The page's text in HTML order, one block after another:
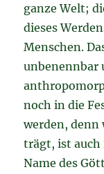
ganze Welt;
dieses
Menschen.
unbenennbar
noch in die
werden, denn
trägt, ist auch
Name des